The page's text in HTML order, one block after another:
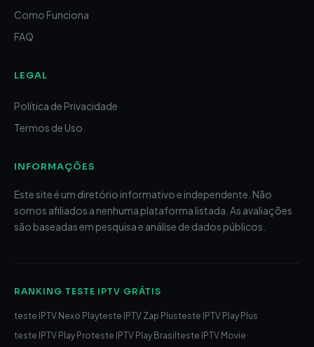
Como Funciona
FAQ
LEGAL
Política de Privacidade
Termos de Uso
INFORMAÇÕES
Este site é um diretório informativo e independente. Não
somos afiliados a nenhuma plataforma listada. As avaliações
são baseadas em pesquisa e análise de dados públicos.
RANKING TESTE IPTV GRÁTIS
teste IPTV Nexo Playteste IPTV Zap Plusteste IPTV Play Plus
teste IPTV Play Proteste IPTV Play Brasilteste IPTV Movie